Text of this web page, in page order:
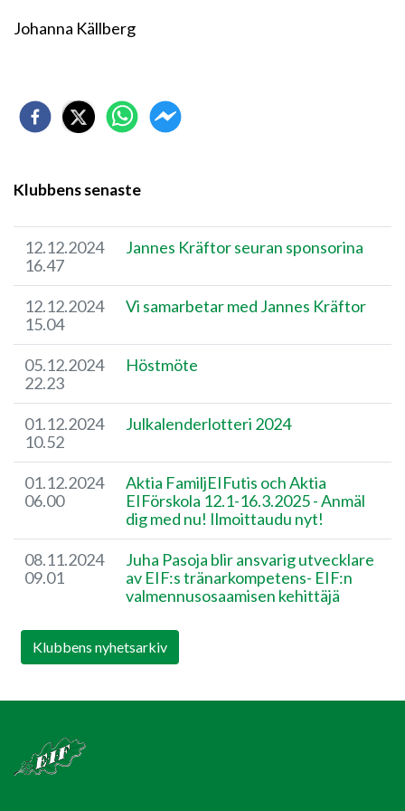
Johanna Källberg
Klubbens senaste
12.12.2024
16.47
Jannes Kräftor seuran sponsorina
12.12.2024
15.04
Vi samarbetar med Jannes Kräftor
05.12.2024
22.23
Höstmöte
01.12.2024
10.52
Julkalenderlotteri 2024
01.12.2024
06.00
Aktia FamiljEIFutis och Aktia
EIFörskola 12.1-16.3.2025 - Anmäl
dig med nu! Ilmoittaudu nyt!
08.11.2024
09.01
​Juha Pasoja blir ansvarig utvecklare
av EIF:s tränarkompetens- EIF:n
valmennusosaamisen kehittäjä
Klubbens nyhetsarkiv